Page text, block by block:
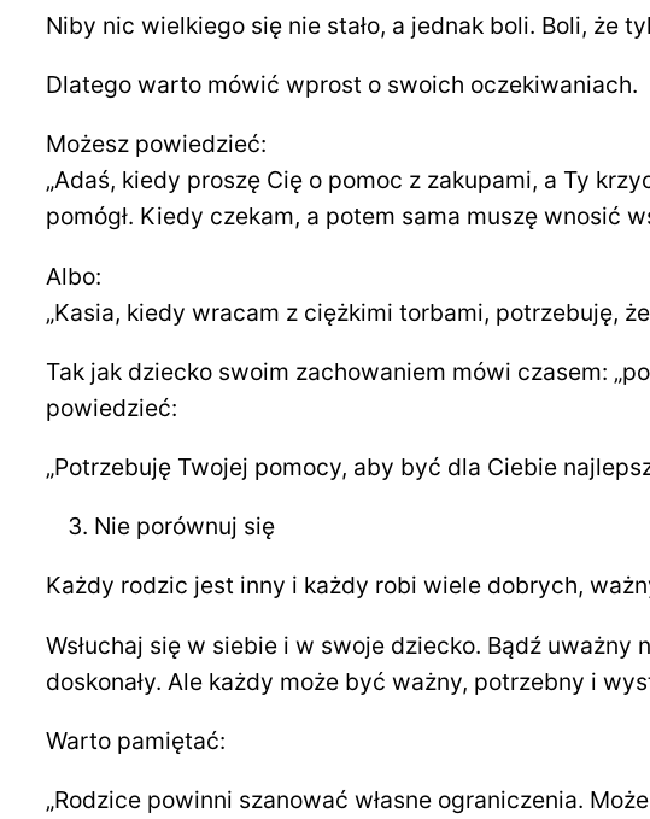
Niby nic wielkiego się nie stało, a jednak boli. Boli, że
Dlatego warto mówić wprost o swoich oczekiwaniach.
Możesz powiedzieć:
„Adaś, kiedy proszę Cię o pomoc z zakupami, a Ty
pomógł. Kiedy czekam, a potem sama muszę wnosić
Albo:
„Kasia, kiedy wracam z ciężkimi torbami, potrzebuję,
Tak jak dziecko swoim zachowaniem mówi czasem:
powiedzieć:
„Potrzebuję Twojej pomocy, aby być dla Ciebie
Nie porównuj się
Każdy rodzic jest inny i każdy robi wiele dobrych,
Wsłuchaj się w siebie i w swoje dziecko. Bądź
doskonały. Ale każdy może być ważny, potrzebny i
Warto pamiętać:
„Rodzice powinni szanować własne ograniczenia.